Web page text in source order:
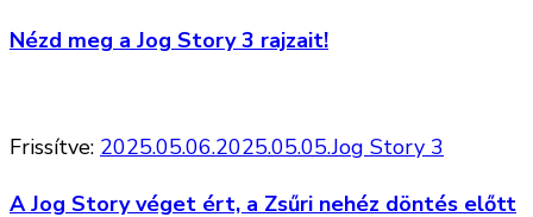
Nézd meg a Jog Story 3 rajzait!
Frissítve: 2025.05.06.2025.05.05.Jog Story 3
A Jog Story véget ért, a Zsűri nehéz döntés előtt